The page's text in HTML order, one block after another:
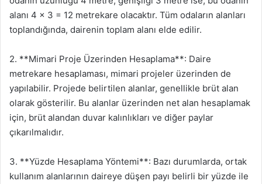
alanı 4 x 3 = 12 metrekare olacaktır. Tüm odaların alanları
toplandığında, dairenin toplam alanı elde edilir.
2. **Mimari Proje Üzerinden Hesaplama**: Daire
metrekare hesaplaması, mimari projeler üzerinden de
yapılabilir. Projede belirtilen alanlar, genellikle brüt alan
olarak gösterilir. Bu alanlar üzerinden net alan hesaplamak
için, brüt alandan duvar kalınlıkları ve diğer paylar
çıkarılmalıdır.
3. **Yüzde Hesaplama Yöntemi**: Bazı durumlarda, ortak
kullanım alanlarının daireye düşen payı belirli bir yüzde ile